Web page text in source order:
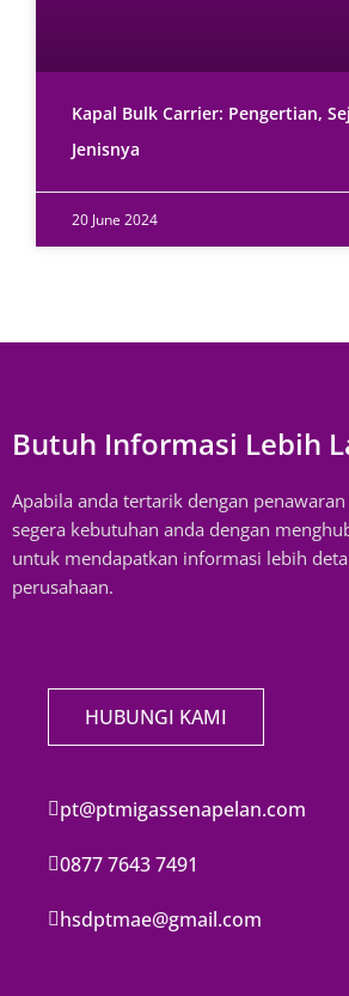
Kapal Bulk Carrier: Pengertian,
Jenisnya
20 June 2024
Butuh Informasi Lebih
Apabila anda tertarik dengan
segera kebutuhan anda dengan
untuk mendapatkan informasi lebih
perusahaan.
HUBUNGI KAMI
pt@ptmigassenapelan.com
0877 7643 7491
hsdptmae@gmail.com